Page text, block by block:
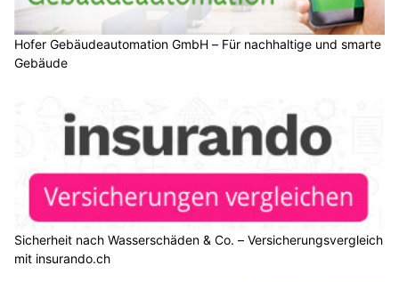
Hofer Gebäudeautomation GmbH – Für nachhaltige und smarte
Gebäude
Sicherheit nach Wasserschäden & Co. – Versicherungsvergleich
mit insurando.ch